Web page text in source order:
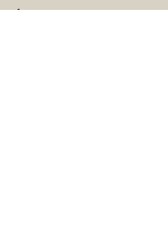
Impressum